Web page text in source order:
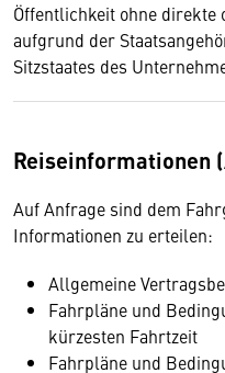
Öffentlichkeit ohne
aufgrund der
Sitzstaates des
Reiseinformationen
Auf Anfrage sind dem
Informationen zu erteilen:
Allgemeine
Fahrpläne und
kürzesten Fahrtzeit
Fahrpläne und